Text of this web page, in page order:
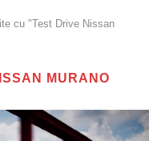
cu "Test Drive Nissan
MURANO